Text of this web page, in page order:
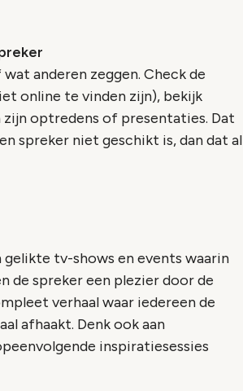
anderen zeggen. Check de
online te vinden zijn), bekijk
zijn optredens of presentaties. Dat
spreker niet geschikt is, dan dat al
gelikte tv-shows en events waarin
de spreker een plezier door de
verhaal waar iedereen de
afhaakt. Denk ook aan
inspiratiesessies